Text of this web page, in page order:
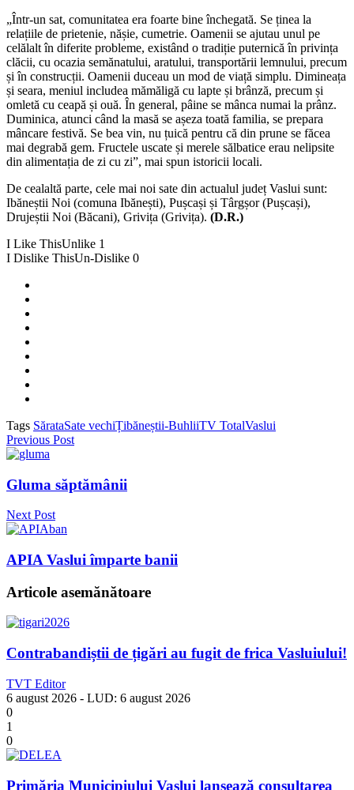
„Într-un sat, comunitatea era foarte bine închegată. Se ținea la
relațiile de prietenie, nășie, cumetrie. Oamenii se ajutau unul pe
celălalt în diferite probleme, existând o tradiție puternică în privința
clăcii, cu ocazia semănatului, aratului, transportării lemnului, precum
și în construcții. Oamenii duceau un mod de viață simplu. Dimineața
și seara, meniul includea mămăligă cu lapte și brânză, precum și
omletă cu ceapă și ouă. În general, pâine se mânca numai la prânz.
Duminica, atunci când la masă se așeza toată familia, se prepara
mâncare festivă. Se bea vin, nu țuică pentru că din prune se făcea
mai degrabă gem. Fructele uscate și merele sălbatice erau nelipsite
din alimentația de zi cu zi”, mai spun istoricii locali.
De cealaltă parte, cele mai noi sate din actualul județ Vaslui sunt:
Ibăneștii Noi (comuna Ibănești), Pușcași și Târgșor (Pușcași),
Drujeștii Noi (Băcani), Grivița (Grivița). (D.R.)
I Like ThisUnlike 1
I Dislike ThisUn-Dislike 0
Tags SărataSate vechiȚibăneștii-BuhliiTV TotalVaslui
Previous Post
Gluma săptămânii
Next Post
APIA Vaslui împarte banii
Articole asemănătoare
Contrabandiștii de țigări au fugit de frica Vasluiului!
TVT Editor
6 august 2026 - LUD: 6 august 2026
0
1
0
Primăria Municipiului Vaslui lansează consultarea